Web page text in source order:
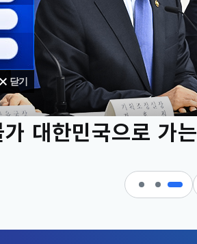
닫기
가 대한민국으로 가
달러-원